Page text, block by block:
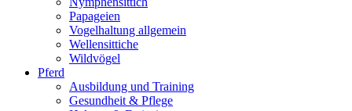
Papageien
Vogelhaltung allgemein
Wellensittiche
Wildvögel
Pferd
Ausbildung und Training
Gesundheit & Pflege